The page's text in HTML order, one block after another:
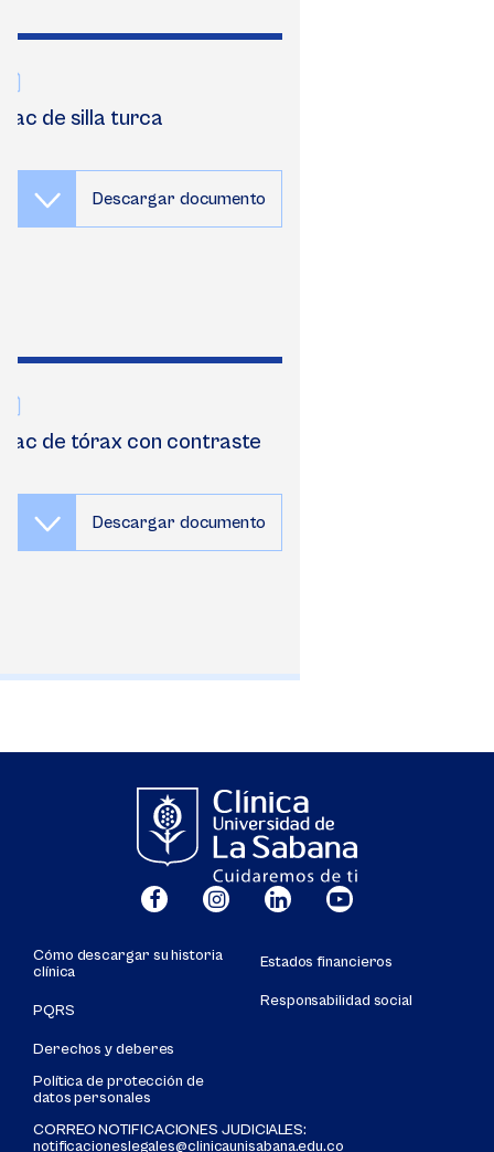
Tac de silla turca
Descargar documento
Tac de tórax con contraste
Descargar documento
Cómo descargar su historia
clínica
PQRS
Derechos y deberes
Política de protección de
datos personales
CORREO NOTIFICACIONES JUDICIALES:
notificacioneslegales@clinicaunisabana.edu.co
Estados financieros
Responsabilidad social